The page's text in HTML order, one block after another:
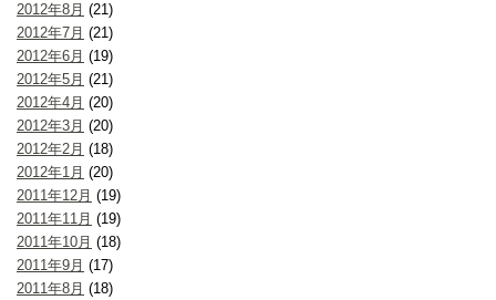
2012年8月 (21)
2012年7月 (21)
2012年6月 (19)
2012年5月 (21)
2012年4月 (20)
2012年3月 (20)
2012年2月 (18)
2012年1月 (20)
2011年12月 (19)
2011年11月 (19)
2011年10月 (18)
2011年9月 (17)
2011年8月 (18)